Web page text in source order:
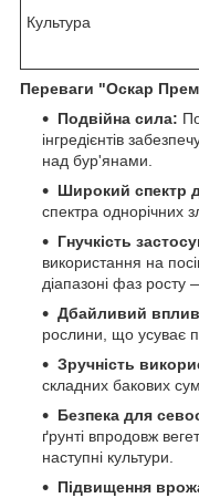
Культура
Переваги "Оскар
Подвійна сила:
інгредієнтів
над бур'янами.
Широкий спектр
спектра однорічних
Гнучкість
використання на
діапазоні фаз росту
Дбайливий
рослини, що усуває
Зручність
складних бакових
Безпека для
ґрунті впродовж
наступні культури.
Підвищення